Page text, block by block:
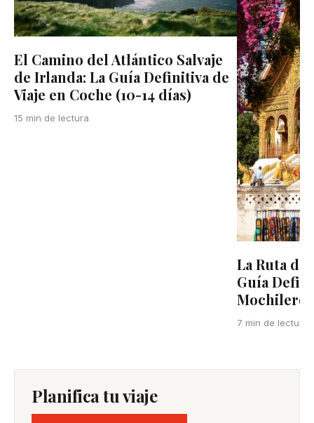
El Camino del Atlántico Salvaje
de Irlanda: La Guía Definitiva de
Viaje en Coche (10-14 días)
15 min de lectura
La Ruta
Guía
Mochilero
7 min de lectura
Planifica tu viaje